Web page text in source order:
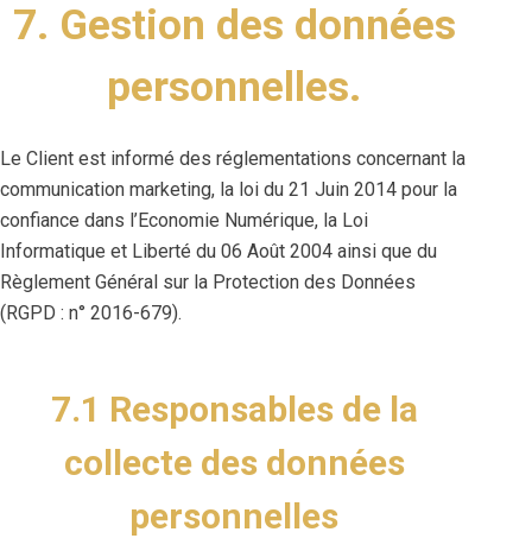
7. Gestion des données
personnelles.
Le Client est informé des réglementations concernant la
communication marketing, la loi du 21 Juin 2014 pour la
confiance dans l’Economie Numérique, la Loi
Informatique et Liberté du 06 Août 2004 ainsi que du
Règlement Général sur la Protection des Données
(RGPD : n° 2016-679).
7.1 Responsables de la
collecte des données
personnelles